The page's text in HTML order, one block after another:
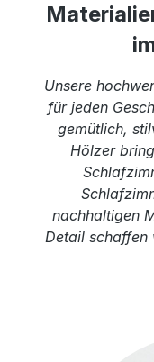
Unsere
für jeden
gemütlich,
Hölzer
nachhaltigen
Detail schaffen